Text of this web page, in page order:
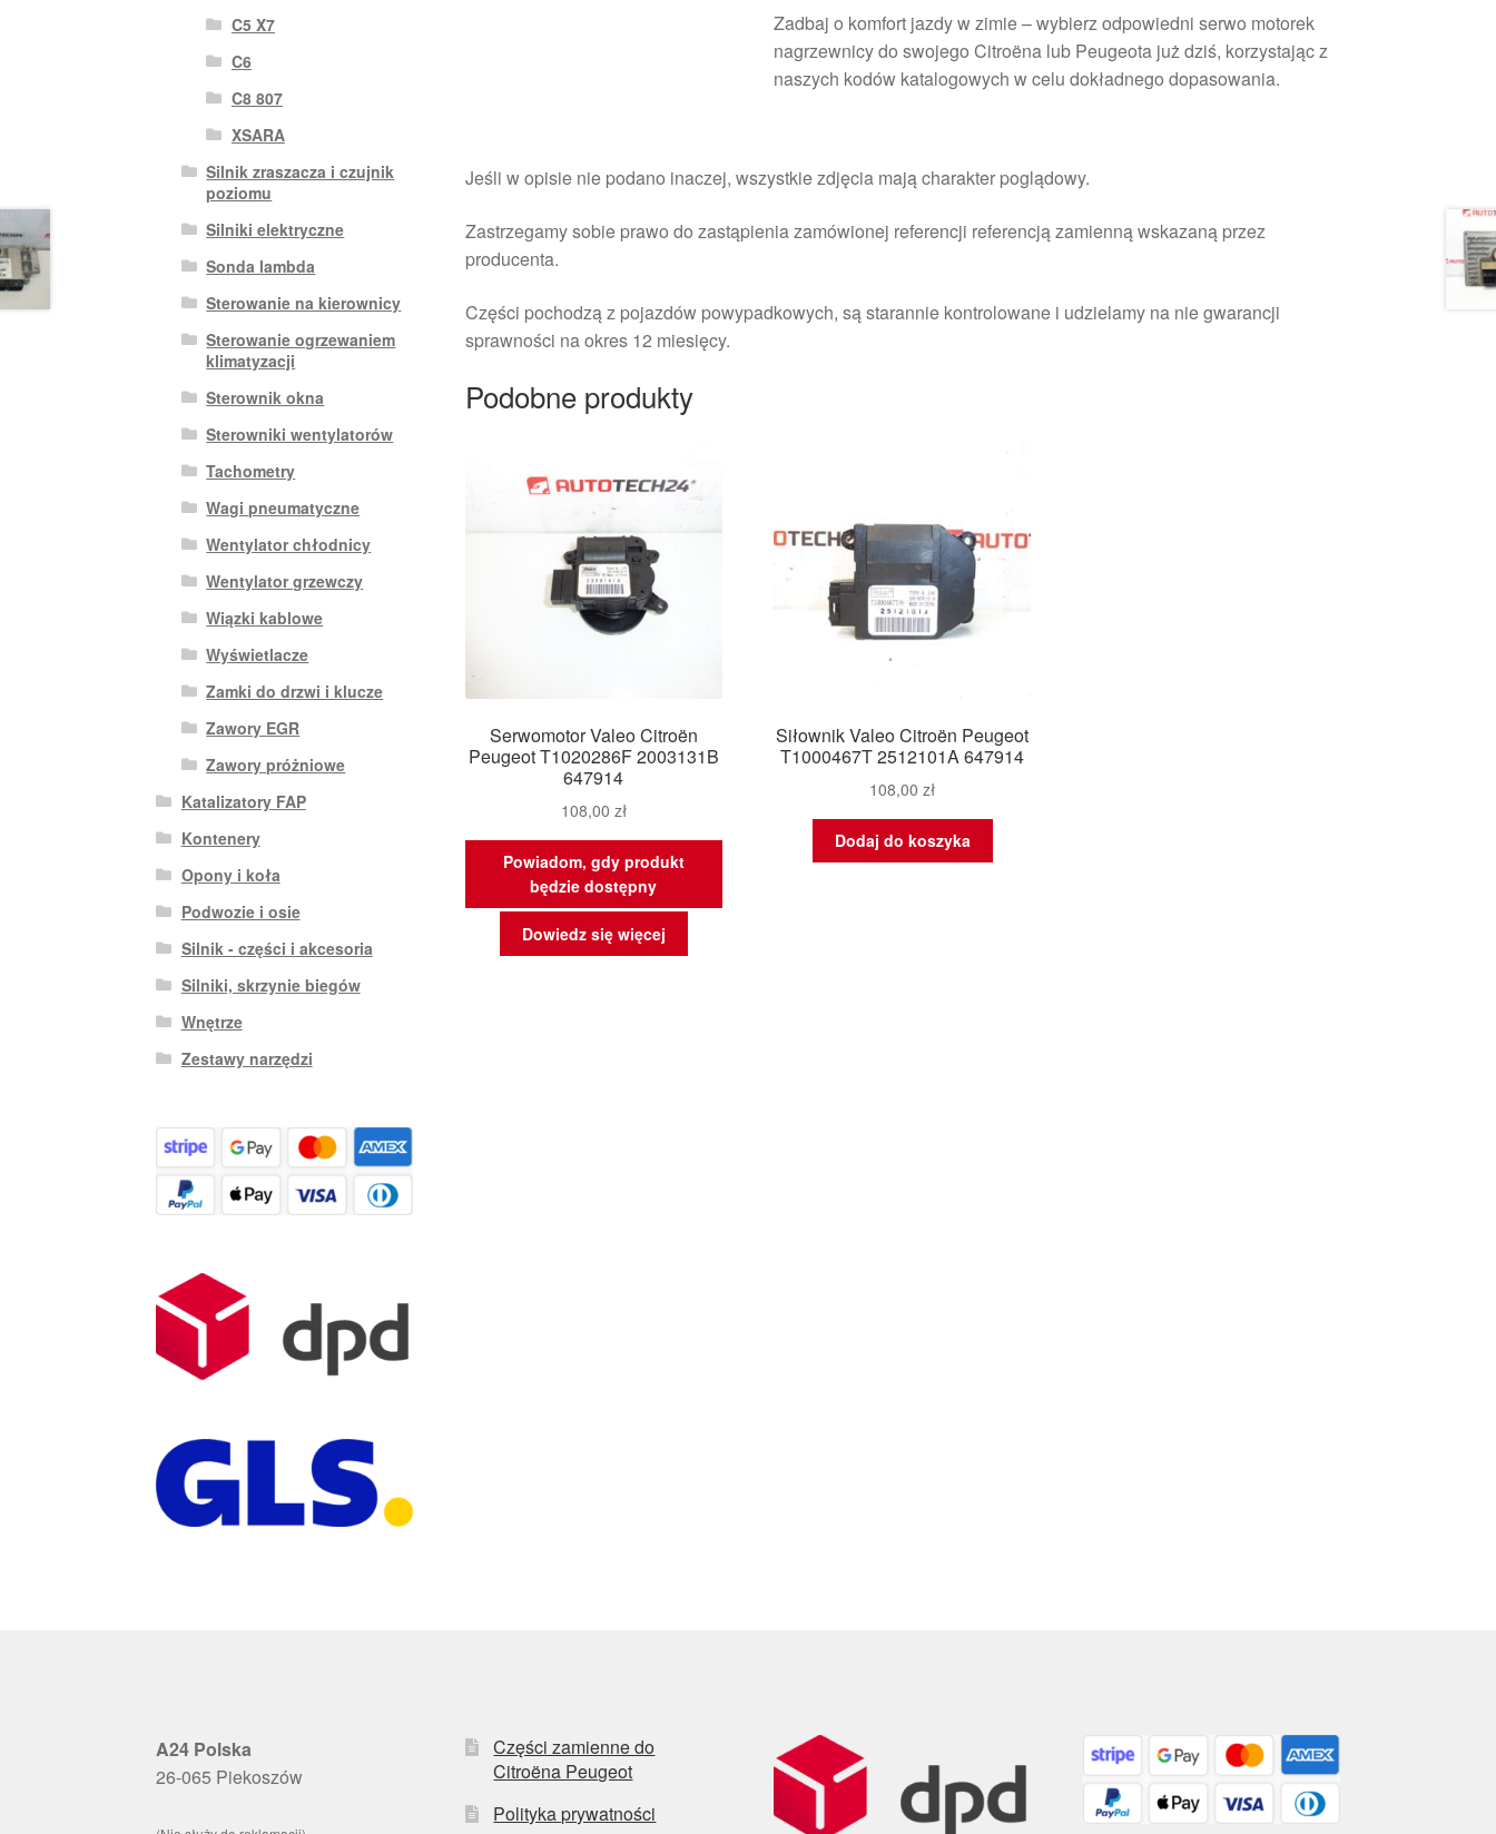
Zadbaj o komfort jazdy w zimie – wybierz odpowiedni serwo motorek
nagrzewnicy do swojego Citroëna lub Peugeota już dziś, korzystając z
naszych kodów katalogowych w celu dokładnego dopasowania.
Jeśli w opisie nie podano inaczej, wszystkie zdjęcia mają charakter poglądowy.
Zastrzegamy sobie prawo do zastąpienia zamówionej referencji referencją zamienną wskazaną przez
producenta.
Części pochodzą z pojazdów powypadkowych, są starannie kontrolowane i udzielamy na nie gwarancji
sprawności na okres 12 miesięcy.
Podobne produkty
Serwomotor Valeo Citroën
Peugeot T1020286F 2003131B
647914
108,00 zł
Powiadom, gdy produkt
będzie dostępny
Dowiedz się więcej
Siłownik Valeo Citroën Peugeot
T1000467T 2512101A 647914
108,00zł
Dodaj do koszyka
C5 X7
C6
C8 807
XSARA
Silnik zraszacza i czujnik
poziomu
Silniki elektryczne
Sonda lambda
Sterowanie na kierownicy
Sterowanie ogrzewaniem
klimatyzacji
Sterownik okna
Sterowniki wentylatorów
Tachometry
Wagi pneumatyczne
Wentylator chłodnicy
Wentylator grzewczy
Wiązki kablowe
Wyświetlacze
Zamki do drzwi i klucze
Zawory EGR
Zawory próżniowe
Katalizatory FAP
Kontenery
Opony i koła
Podwozie i osie
Silnik - części i akcesoria
Silniki, skrzynie biegów
Wnętrze
Zestawy narzędzi
A24 Polska
26-065 Piekoszów
Części zamienne do
Citroëna Peugeot
Polityka prywatności